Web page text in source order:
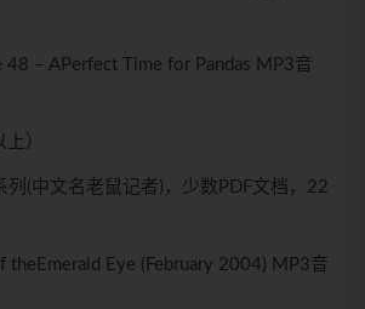
48 – APerfect Time for Pandas MP3音
）
列(中文名老鼠记者)，少数PDF文档，22
theEmerald Eye (February 2004) MP3音